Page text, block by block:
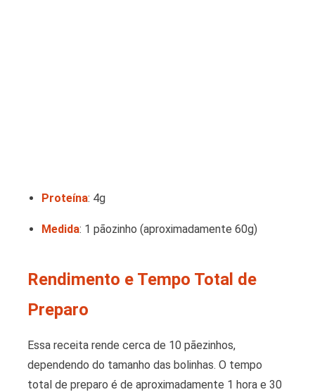
Proteína: 4g
Medida: 1 pãozinho (aproximadamente 60g)
Rendimento e Tempo Total de
Preparo
Essa receita rende cerca de 10 pãezinhos,
dependendo do tamanho das bolinhas. O tempo
total de preparo é de aproximadamente 1 hora e 30